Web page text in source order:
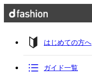
はじめての方へ
ガイド一覧